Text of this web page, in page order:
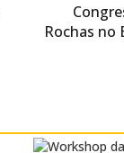
Rochas no